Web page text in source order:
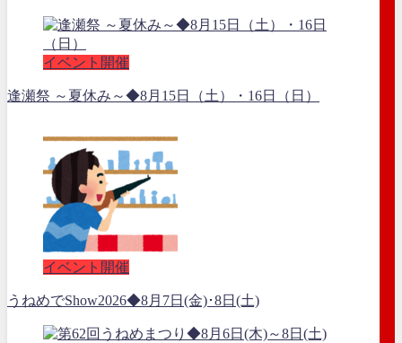
イベント開催
逢瀬祭 ～夏休み～◆8月15日（土）・16日（日）
イベント開催
うねめでShow2026◆8月7日(金)･8日(土)